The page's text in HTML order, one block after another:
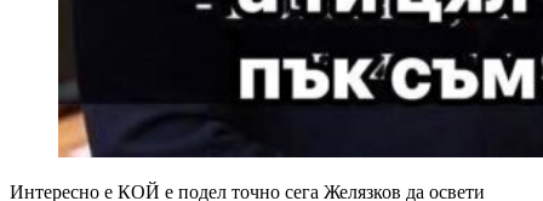
Интересно е КОЙ е подел точно сега Желязков да освети